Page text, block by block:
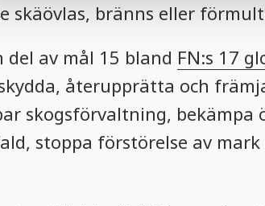
skäövlas, bränns eller
av mål 15 bland FN:s 17
återupprätta och
skogsförvaltning,
stoppa förstörelse av